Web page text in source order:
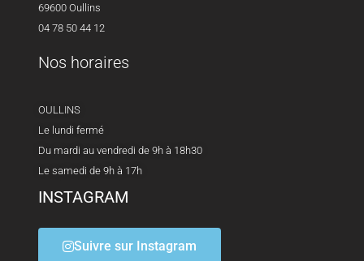
69600 Oullins
04 78 50 44 12
Nos horaires
OULLINS
Le lundi fermé
Du mardi au vendredi de 9h à 18h30
Le samedi de 9h à 17h
INSTAGRAM
Suivre sur Instagram